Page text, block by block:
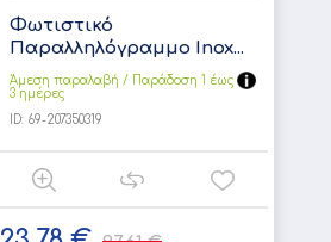
Φωτιστικό
Παραλληλόγραμμο Inox...
Άμεση παραλαβή / Παράδoση 1 έως
3 ημέρες
ID:69-207350319